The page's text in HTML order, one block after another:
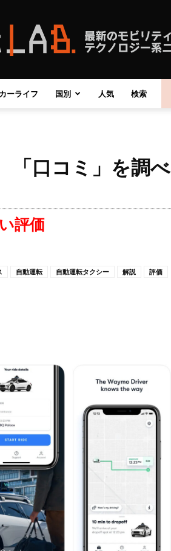
自
動
カーライフ 国別 人気 検索
「口コミ」を調べ
評価
自動運転 自動運転タクシー 解説 評価